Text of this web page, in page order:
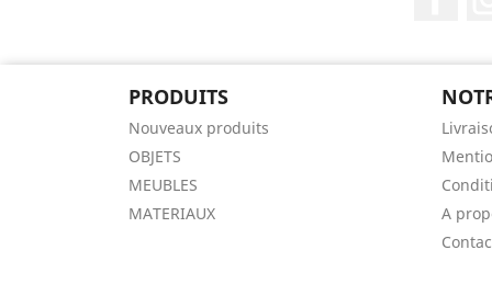
PRODUITS
Nouveaux produits
OBJETS
MEUBLES
MATERIAUX
A